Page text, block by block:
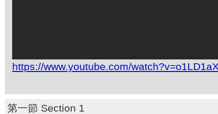
https://www.youtube.com/
第一節 Section 1